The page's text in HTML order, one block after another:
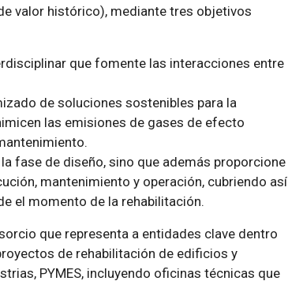
valor histórico), mediante tres objetivos
que fomente las interacciones entre
de soluciones sostenibles para la
las emisiones de gases de efecto
fase de diseño, sino que además proporcione
mantenimiento y operación, cubriendo así
el momento de la rehabilitación.
que representa a entidades clave dentro
de rehabilitación de edificios y
PYMES, incluyendo oficinas técnicas que